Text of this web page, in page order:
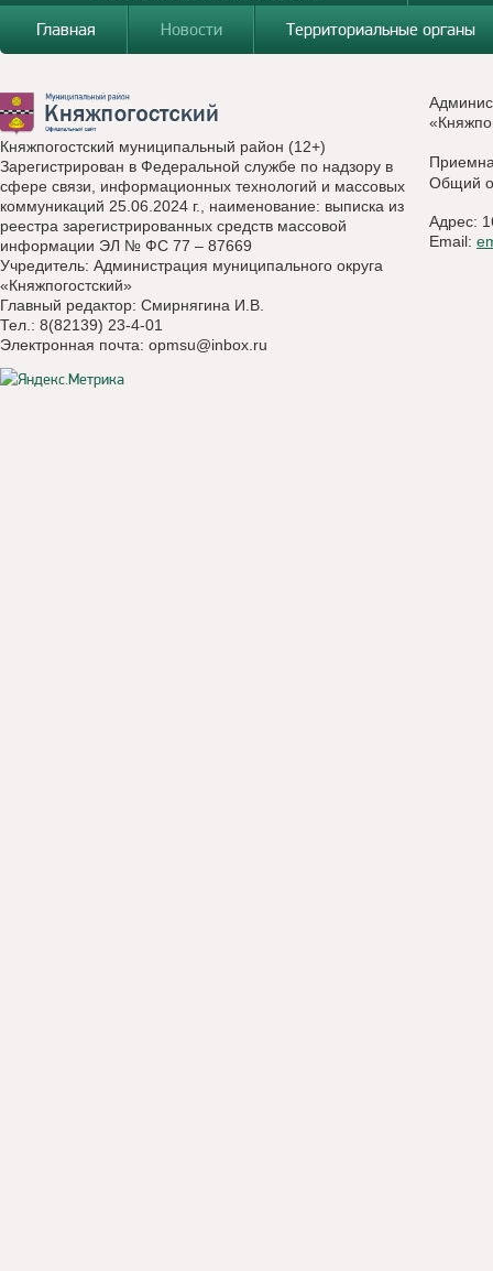
Главная
Новости Территориальные органы
Княжпогостский муниципальный район (12+)
Зарегистрирован в Федеральной службе по надзору в
сфере связи, информационных технологий и массовых
коммуникаций 25.06.2024 г., наименование: выписка из
реестра зарегистрированных средств массовой
информации ЭЛ № ФС 77 – 87669
Учредитель: Администрация муниципального округа
«Княжпогостский»
Главный редактор: Смирнягина И.В.
Тел.: 8(82139) 23-4-01
Электронная почта: opmsu@inbox.ru
Общий
Адрес:
Email: